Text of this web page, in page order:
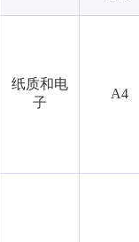
纸质和电
子
A4